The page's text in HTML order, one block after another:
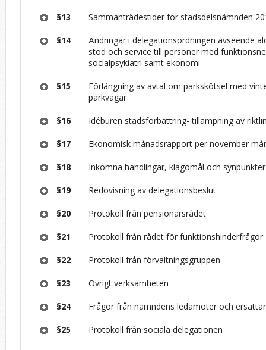
§13 Sammanträdestider för stadsdelsnämnden
§14
Ändringar i delegationsordningen avseende
stöd och service till personer med
socialpsykiatri samt ekonomi
§15
Förlängning av avtal om parkskötsel med
parkvägar
§16 Idéburen stadsförbättring- tillämpning av
§17 Ekonomisk månadsrapport per november
§18 Inkomna handlingar, klagomål och synpunkter
§19 Redovisning av delegationsbeslut
§20 Protokoll från pensionärsrådet
§21 Protokoll från rådet för funktionshinderfrågor
§22 Protokoll från förvaltningsgruppen
§23 Övrigt verksamheten
§24 Frågor från nämndens ledamöter och
§25 Protokoll från sociala delegationen